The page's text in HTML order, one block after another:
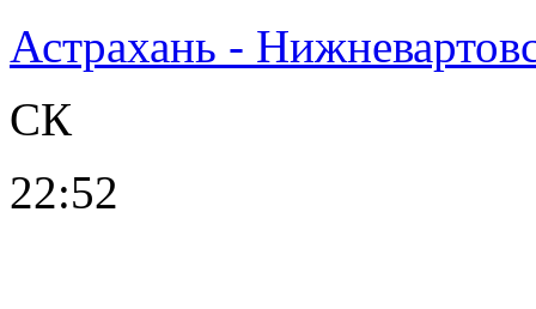
Астрахань -
СК
22:52